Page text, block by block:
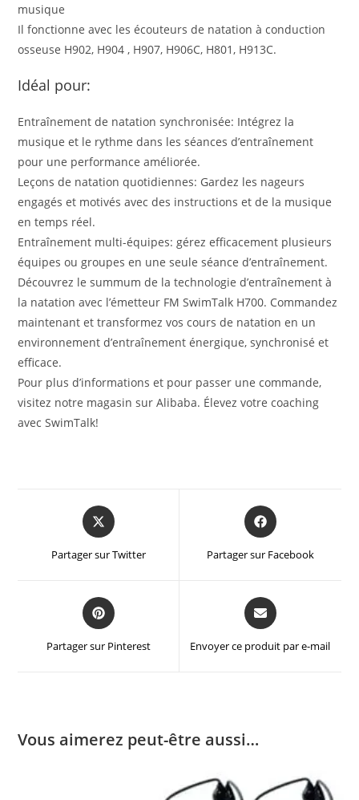
musique
Il fonctionne avec les écouteurs de natation à conduction
osseuse H902, H904 , H907, H906C, H801, H913C.
Idéal pour:
Entraînement de natation synchronisée: Intégrez la
musique et le rythme dans les séances d’entraînement
pour une performance améliorée.
Leçons de natation quotidiennes: Gardez les nageurs
engagés et motivés avec des instructions et de la musique
en temps réel.
Entraînement multi-équipes: gérez efficacement plusieurs
équipes ou groupes en une seule séance d’entraînement.
Découvrez le summum de la technologie d’entraînement à
la natation avec l’émetteur FM SwimTalk H700. Commandez
maintenant et transformez vos cours de natation en un
environnement d’entraînement énergique, synchronisé et
efficace.
Pour plus d’informations et pour passer une commande,
visitez notre magasin sur Alibaba. Élevez votre coaching
avec SwimTalk!
Partager sur Twitter Partager sur Facebook
Partager sur Pinterest Envoyer ce produit par e-mail
Vous aimerez peut-être aussi…